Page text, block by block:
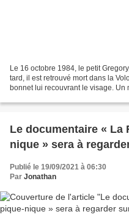
Le 16 octobre 1984, le petit
tard, il est retrouvé mort dans la
bonnet lui recouvrant le visage. Un
Le documentaire « La
nique » sera à
Publié le 19/09/2021 à 06:30
Par Jonathan